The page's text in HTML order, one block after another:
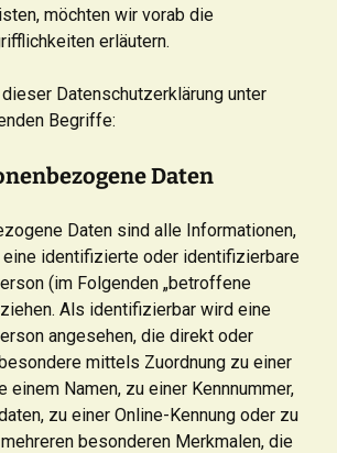
möchten wir vorab die
erläutern.
Datenschutzerklärung unter
Begriffe:
Daten
Daten sind alle Informationen,
identifizierte oder identifizierbare
(im Folgenden „betroffene
Als identifizierbar wird eine
angesehen, die direkt oder
mittels Zuordnung zu einer
einem Namen, zu einer Kennnummer,
zu einer Online-Kennung oder zu
besonderen Merkmalen, die